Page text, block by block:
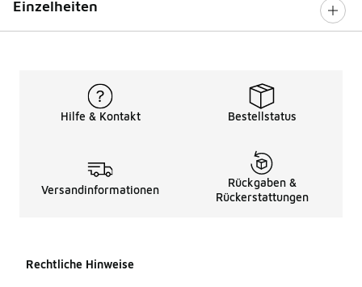
Einzelheiten
Hilfe & Kontakt Bestellstatus
Versandinformationen
Rückgaben &
Rückerstattungen
Rechtliche Hinweise